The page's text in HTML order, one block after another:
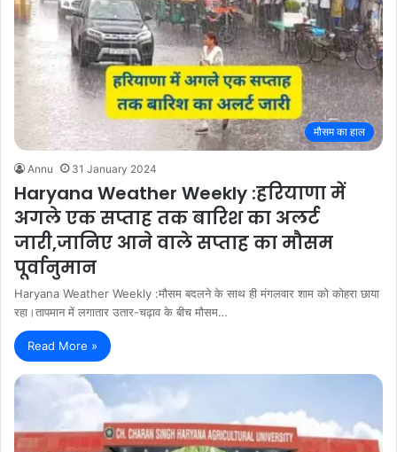
मौसम का हाल
Annu 31 January 2024
Haryana Weather Weekly :हरियाणा में
अगले एक सप्ताह तक बारिश का अलर्ट
जारी,जानिए आने वाले सप्ताह का मौसम
पूर्वानुमान
Haryana Weather Weekly :मौसम बदलने के साथ ही मंगलवार शाम को कोहरा छाया
रहा।तापमान में लगातार उतार-चढ़ाव के बीच मौसम…
Read More »